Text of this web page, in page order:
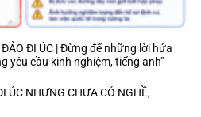
ĐẢO ĐI ÚC | Đừng để những lời hứa
yêu cầu kinh nghiệm, tiếng anh”
ÚC NHƯNG CHƯA CÓ NGHỀ,